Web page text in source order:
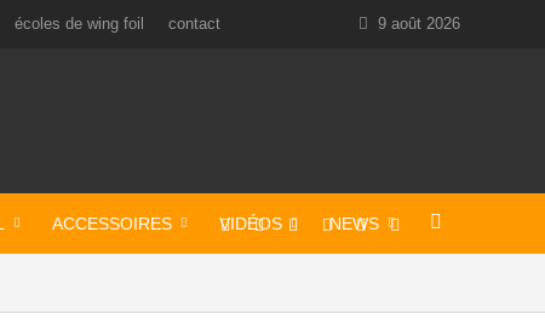
écoles de wing foil contact 9 août 2026
ACCESSOIRES VIDÉOS NEWS